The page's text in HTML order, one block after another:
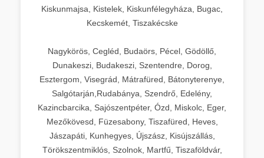
Kiskunmajsa, Kistelek, Kiskunfélegyháza, Bugac,
Kecskemét, Tiszakécske
Nagykörös, Cegléd, Budaörs, Pécel, Gödöllő,
Dunakeszi, Budakeszi, Szentendre, Dorog,
Esztergom, Visegrád, Mátrafüred, Bátonyterenye,
Salgótarján,Rudabánya, Szendrő, Edelény,
Kazincbarcika, Sajószentpéter, Ózd, Miskolc, Eger,
Mezőkövesd, Füzesabony, Tiszafüred, Heves,
Jászapáti, Kunhegyes, Újszász, Kisújszállás,
Törökszentmiklós, Szolnok, Martfű, Tiszaföldvár,